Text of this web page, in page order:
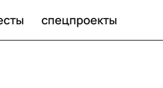
спецпроекты